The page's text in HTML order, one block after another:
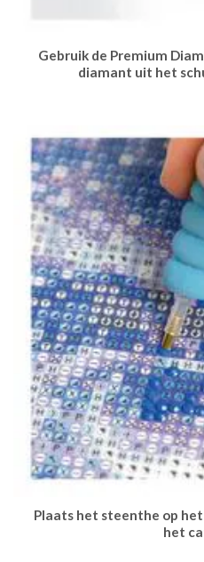
Gebruik de Premium
diamant uit het
Plaats het steenthe op
het